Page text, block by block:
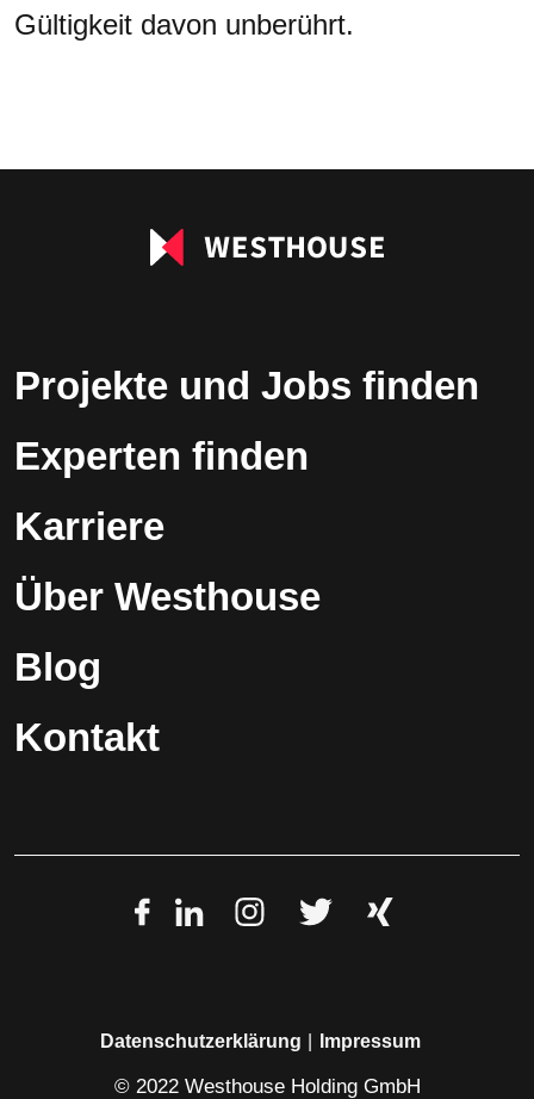
Gültigkeit davon unberührt.
Projekte und Jobs finden
Experten finden
Karriere
Über Westhouse
Blog
Kontakt
Datenschutzerklärung Impressum
© 2022 Westhouse Holding GmbH